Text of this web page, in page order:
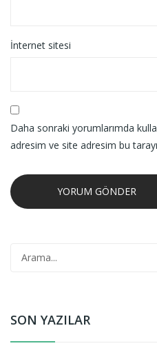
İnternet sitesi
Daha sonraki yorumlarımda
adresim ve site adresim bu
SON YAZILAR